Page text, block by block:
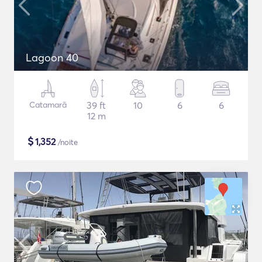
Lagoon 40
Catamarã
39 ft
12 m
10 6 6
$1,352/noite